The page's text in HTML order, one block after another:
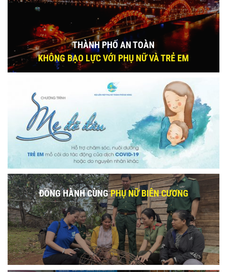
THÀNH PHỐ AN TOÀN
KHÔNG BẠO LỰC VỚI PHỤ NỮ VÀ TRẺ EM
ĐỒNG HÀNH CÙNGPHỤ NỮ BIÊN CƯƠNG